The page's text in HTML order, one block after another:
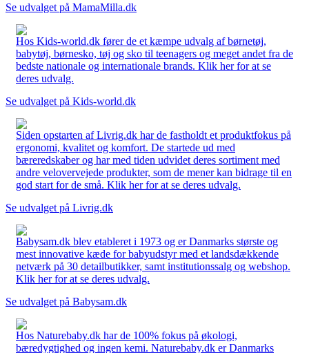
Se udvalget på MamaMilla.dk
Hos Kids-world.dk fører de et kæmpe udvalg af børnetøj,
babytøj, børnesko, tøj og sko til teenagers og meget andet fra de
bedste nationale og internationale brands. Klik her for at se
deres udvalg.
Se udvalget på Kids-world.dk
Siden opstarten af Livrig.dk har de fastholdt et produktfokus på
ergonomi, kvalitet og komfort. De startede ud med
bæreredskaber og har med tiden udvidet deres sortiment med
andre velovervejede produkter, som de mener kan bidrage til en
god start for de små. Klik her for at se deres udvalg.
Se udvalget på Livrig.dk
Babysam.dk blev etableret i 1973 og er Danmarks største og
mest innovative kæde for babyudstyr med et landsdækkende
netværk på 30 detailbutikker, samt institutionssalg og webshop.
Klik her for at se deres udvalg.
Se udvalget på Babysam.dk
Hos Naturebaby.dk har de 100% fokus på økologi,
bæredygtighed og ingen kemi. Naturebaby.dk er Danmarks